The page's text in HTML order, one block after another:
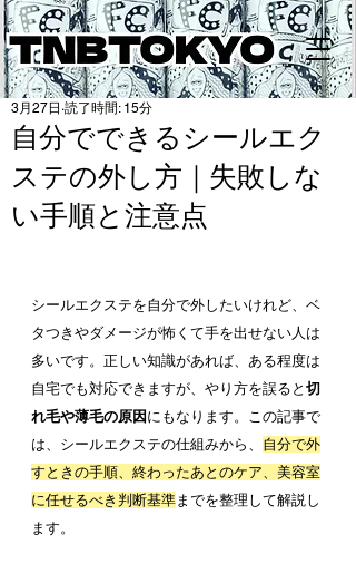
自分でできるシールエク
ステの外し方｜失敗しな
い手順と注意点
3月27日 読了時間: 15分
シールエクステを自分で外したいけれど、ベ
タつきやダメージが怖くて手を出せない人は
多いです。正しい知識があれば、ある程度は
自宅でも対応できますが、やり方を誤ると 切
れ毛や薄毛の原因 にもなります。この記事で
は、シールエクステの仕組みから、 自分で外
すときの手順、終わったあとのケア、美容室
に任せるべき判断基準までを整理して解説し
ます。